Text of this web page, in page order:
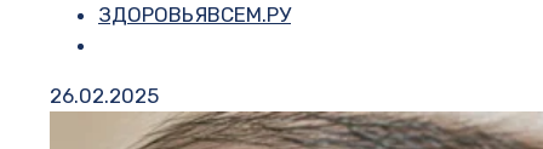
ЗДОРОВЬЯВСЕМ.РУ
26.02.2025